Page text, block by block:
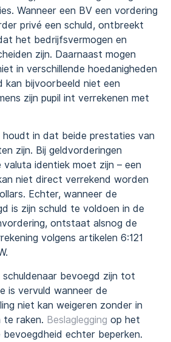
Wanneer een BV een vordering
privé een schuld, ontbreekt
het bedrijfsvermogen en
zijn. Daarnaast mogen
in verschillende hoedanigheden
kan bijvoorbeeld niet een
zijn pupil int verrekenen met
houdt in dat beide prestaties van
zijn. Bij geldvorderingen
identiek moet zijn – een
niet direct verrekend worden
Echter, wanneer de
is zijn schuld te voldoen in de
ontstaat alsnog de
volgens artikelen 6:121
bevoegd zijn tot
is vervuld wanneer de
niet kan weigeren zonder in
te raken. Beslaglegging op het
echter beperken.